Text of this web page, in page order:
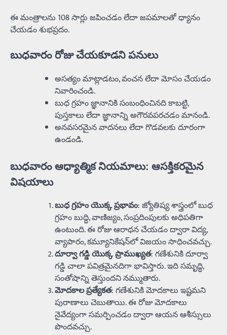
ఈ మంత్రాలను 108 సార్లు జపించడం లేదా జపమాలతో ధ్యానం
చేయడం శుభప్రదం.
బుధవారం రోజు చేయకూడని పనులు
అసత్యం మాట్లాడటం, వంచన లేదా మోసం చేయడం
నివారించండి.
బుధ గ్రహం జ్ఞానానికి సంబంధించినది కాబట్టి,
పుస్తకాలు లేదా జ్ఞానాన్ని అగౌరవపరచడం మానండి.
అనవసరమైన వాదనలు లేదా గొడవలకు దూరంగా
ఉండండి.
బుధవారం ఆధ్యాత్మిక నియమాలు: ఆసక్తికరమైన
విషయాలు
బుధ గ్రహం యొక్క ప్రభావం: జ్యోతిష్య శాస్త్రంలో బుధ
గ్రహం బుద్ధి, వాణిజ్యం, సంప్రదింపులకు అధిపతిగా
ఉంటుంది. ఈ రోజు ఆరాధన చేయడం ద్వారా విద్య,
వ్యాపారం, కమ్యూనికేషన్‌లో విజయం సాధించవచ్చు.
దూర్వా గడ్డి యొక్క ప్రాముఖ్యత: గణేశునికి దూర్వా
గడ్డి చాలా పవిత్రమైనదిగా భావిస్తారు. ఇది సమృద్ధి,
సంతోషాన్ని తెస్తుందని నమ్ముతారు.
మోదకాల ప్రత్యేకత: గణేశునికి మోదకాలు ఇష్టమని
పురాణాలు చెబుతాయి. ఈ రోజు మోదకాలు
నైవేద్యంగా సమర్పించడం ద్వారా ఆయన ఆశీస్సులు
పొందవచ్చు.